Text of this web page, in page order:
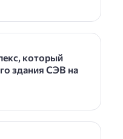
который
здания СЭВ на